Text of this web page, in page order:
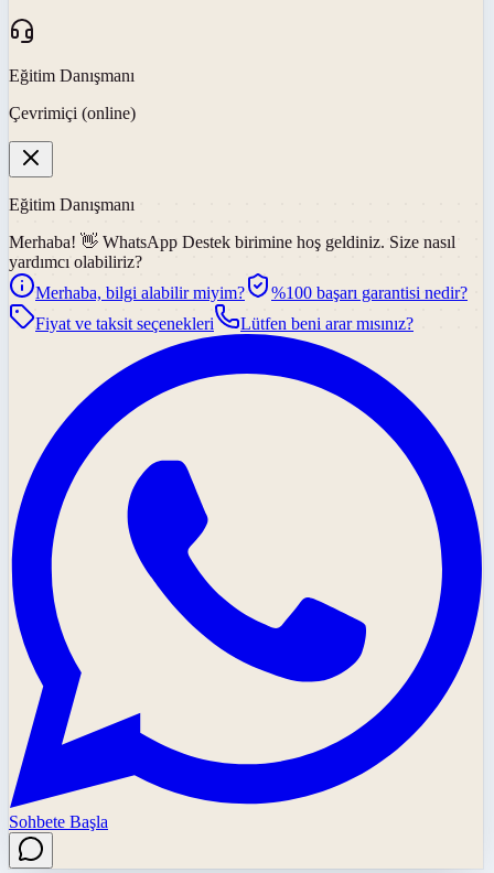
Eğitim Danışmanı
Çevrimiçi (online)
Eğitim Danışmanı
Merhaba! 👋 WhatsApp Destek birimine hoş geldiniz. Size nasıl
yardımcı olabiliriz?
Merhaba, bilgi alabilir miyim?
%100 başarı garantisi nedir?
Fiyat ve taksit seçenekleri
Lütfen beni arar mısınız?
Sohbete Başla